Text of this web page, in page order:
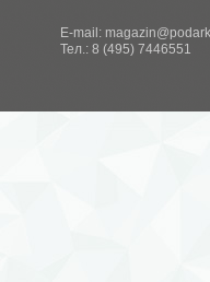
E-mail:
Тел.: 8 (495) 7446551